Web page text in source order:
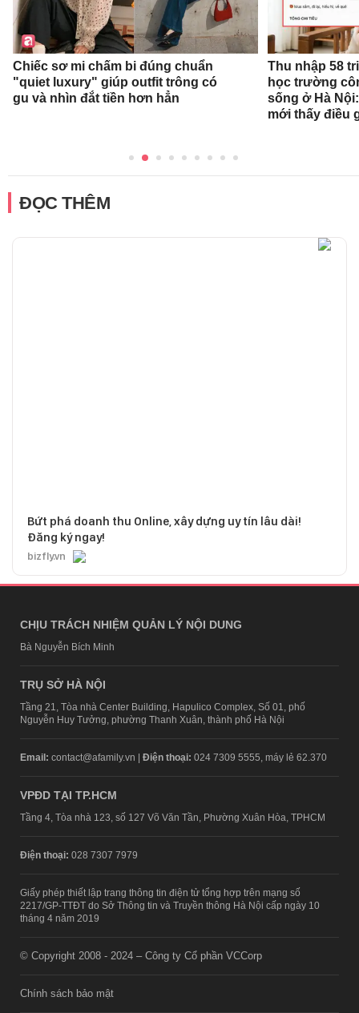
Chiếc sơ mi chấm bi đúng chuẩn
"quiet luxury" giúp outfit trông có
gu và nhìn đắt tiền hơn hẳn
Thu nhập 58
học trường
sống ở Hà
mới thấy điều
ĐỌC THÊM
Bứt phá doanh thu Online, xây dựng uy tín lâu dài!
Đăng ký ngay!
bizfly.vn
CHỊU TRÁCH NHIỆM QUẢN LÝ NỘI DUNG
Bà Nguyễn Bích Minh
TRỤ SỞ HÀ NỘI
Tầng 21, Tòa nhà Center Building, Hapulico Complex, Số 01, phố
Nguyễn Huy Tưởng, phường Thanh Xuân, thành phố Hà Nội
Email: contact@afamily.vn | Điện thoại: 024 7309 5555, máy lẻ 62.370
VPĐD TẠI TP.HCM
Tầng 4, Tòa nhà 123, số 127 Võ Văn Tần, Phường Xuân Hòa, TPHCM
Điện thoại: 028 7307 7979
Giấy phép thiết lập trang thông tin điện tử tổng hợp trên mạng số
2217/GP-TTĐT do Sở Thông tin và Truyền thông Hà Nội cấp ngày 10
tháng 4 năm 2019
© Copyright 2008 - 2024 – Công ty Cổ phần VCCorp
Chính sách bảo mật